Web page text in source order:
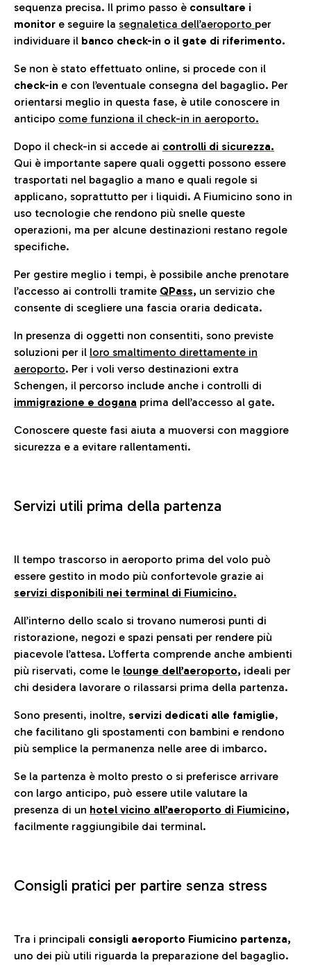
sequenza precisa. Il primo passo è consultare i
monitor e seguire la segnaletica dell’aeroporto per
individuare il banco check-in o il gate di riferimento.
Se non è stato effettuato online, si procede con il
check-in e con l’eventuale consegna del bagaglio. Per
orientarsi meglio in questa fase, è utile conoscere in
anticipo come funziona il check-in in aeroporto.
Dopo il check-in si accede ai controlli di sicurezza.
Qui è importante sapere quali oggetti possono essere
trasportati nel bagaglio a mano e quali regole si
applicano, soprattutto per i liquidi. A Fiumicino sono in
uso tecnologie che rendono più snelle queste
operazioni, ma per alcune destinazioni restano regole
specifiche.
Per gestire meglio i tempi, è possibile anche prenotare
l’accesso ai controlli tramite QPass, un servizio che
consente di scegliere una fascia oraria dedicata.
In presenza di oggetti non consentiti, sono previste
soluzioni per il loro smaltimento direttamente in
aeroporto. Per i voli verso destinazioni extra
Schengen, il percorso include anche i controlli di
immigrazione e dogana prima dell’accesso al gate.
Conoscere queste fasi aiuta a muoversi con maggiore
sicurezza e a evitare rallentamenti.
Servizi utili prima della partenza
Il tempo trascorso in aeroporto prima del volo può
essere gestito in modo più confortevole grazie ai
servizi disponibili nei terminal di Fiumicino.
All’interno dello scalo si trovano numerosi punti di
ristorazione, negozi e spazi pensati per rendere più
piacevole l’attesa. L’offerta comprende anche ambienti
più riservati, come le lounge dell’aeroporto, ideali per
chi desidera lavorare o rilassarsi prima della partenza.
Sono presenti, inoltre, servizi dedicati alle famiglie,
che facilitano gli spostamenti con bambini e rendono
più semplice la permanenza nelle aree di imbarco.
Se la partenza è molto presto o si preferisce arrivare
con largo anticipo, può essere utile valutare la
presenza di un hotel vicino all’aeroporto di Fiumicino,
facilmente raggiungibile dai terminal.
Consigli pratici per partire senza stress
Tra i principali consigli aeroporto Fiumicino partenza,
uno dei più utili riguarda la preparazione del bagaglio.